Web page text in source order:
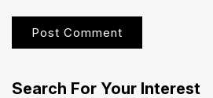
Search For Your Interest